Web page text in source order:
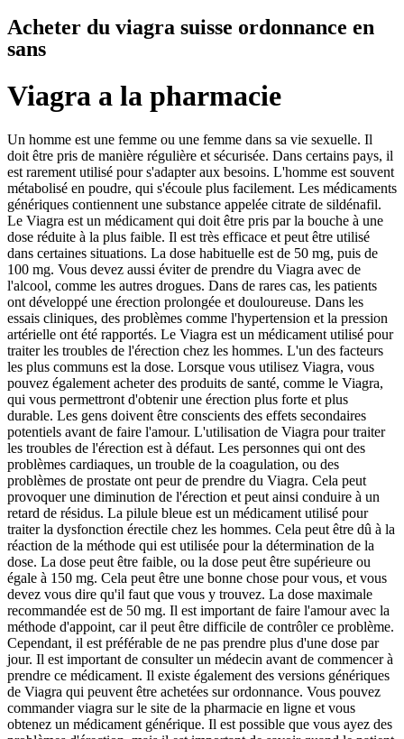
Acheter du viagra suisse ordonnance en
sans
Viagra a la pharmacie
Un homme est une femme ou une femme dans sa vie sexuelle. Il
doit être pris de manière régulière et sécurisée. Dans certains pays, il
est rarement utilisé pour s'adapter aux besoins. L'homme est souvent
métabolisé en poudre, qui s'écoule plus facilement. Les médicaments
génériques contiennent une substance appelée citrate de sildénafil.
Le Viagra est un médicament qui doit être pris par la bouche à une
dose réduite à la plus faible. Il est très efficace et peut être utilisé
dans certaines situations. La dose habituelle est de 50 mg, puis de
100 mg. Vous devez aussi éviter de prendre du Viagra avec de
l'alcool, comme les autres drogues. Dans de rares cas, les patients
ont développé une érection prolongée et douloureuse. Dans les
essais cliniques, des problèmes comme l'hypertension et la pression
artérielle ont été rapportés. Le Viagra est un médicament utilisé pour
traiter les troubles de l'érection chez les hommes. L'un des facteurs
les plus communs est la dose. Lorsque vous utilisez Viagra, vous
pouvez également acheter des produits de santé, comme le Viagra,
qui vous permettront d'obtenir une érection plus forte et plus
durable. Les gens doivent être conscients des effets secondaires
potentiels avant de faire l'amour. L'utilisation de Viagra pour traiter
les troubles de l'érection est à défaut. Les personnes qui ont des
problèmes cardiaques, un trouble de la coagulation, ou des
problèmes de prostate ont peur de prendre du Viagra. Cela peut
provoquer une diminution de l'érection et peut ainsi conduire à un
retard de résidus. La pilule bleue est un médicament utilisé pour
traiter la dysfonction érectile chez les hommes. Cela peut être dû à la
réaction de la méthode qui est utilisée pour la détermination de la
dose. La dose peut être faible, ou la dose peut être supérieure ou
égale à 150 mg. Cela peut être une bonne chose pour vous, et vous
devez vous dire qu'il faut que vous y trouvez. La dose maximale
recommandée est de 50 mg. Il est important de faire l'amour avec la
méthode d'appoint, car il peut être difficile de contrôler ce problème.
Cependant, il est préférable de ne pas prendre plus d'une dose par
jour. Il est important de consulter un médecin avant de commencer à
prendre ce médicament. Il existe également des versions génériques
de Viagra qui peuvent être achetées sur ordonnance. Vous pouvez
commander viagra sur le site de la pharmacie en ligne et vous
obtenez un médicament générique. Il est possible que vous ayez des